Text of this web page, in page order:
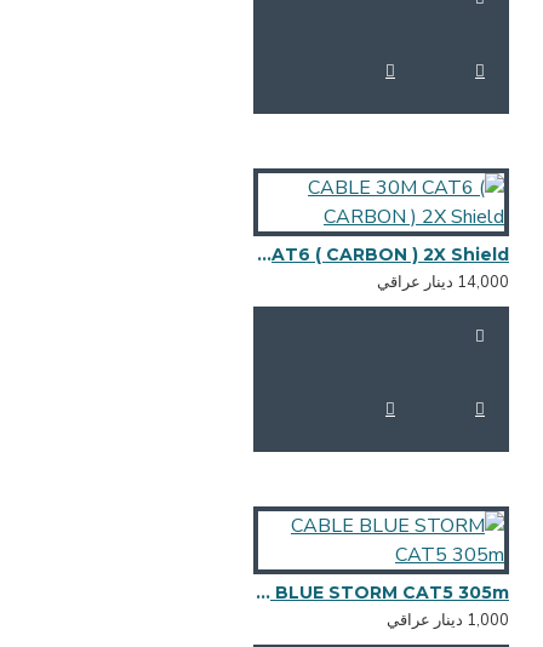
CABLE 30M CAT6 ( CARBON ) 2X Shield
دينار عراقي
CABLE BLUE STORM CAT5 305m
دينار عراقي